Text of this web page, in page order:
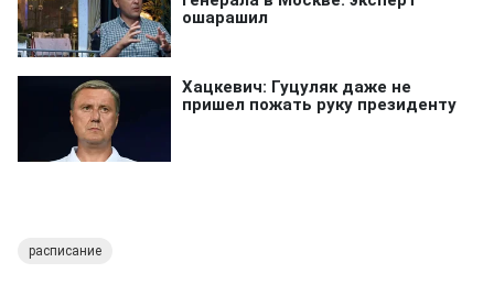
расписание